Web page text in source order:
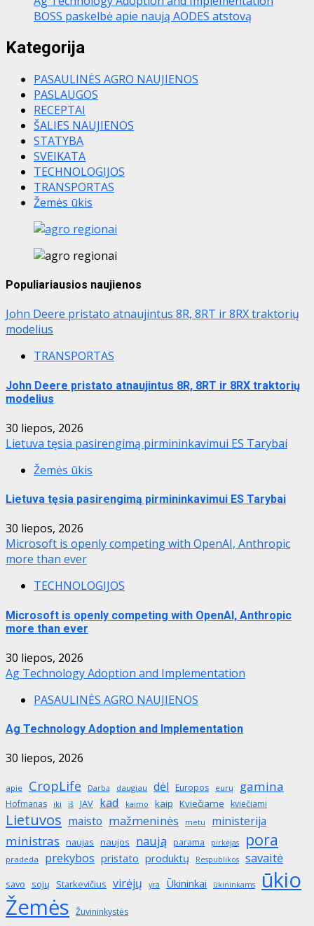
BOSS paskelbė apie naują AODES atstovą
Kategorija
PASAULINĖS AGRO NAUJIENOS
PASLAUGOS
RECEPTAI
ŠALIES NAUJIENOS
STATYBA
SVEIKATA
TECHNOLOGIJOS
TRANSPORTAS
Žemės ūkis
Populiariausios naujienos
John Deere pristato atnaujintus 8R, 8RT ir 8RX traktorių
modelius
TRANSPORTAS
John Deere pristato atnaujintus 8R, 8RT ir 8RX traktorių
modelius
30 liepos, 2026
Lietuva tęsia pasirengimą pirmininkavimui ES Tarybai
Žemės ūkis
Lietuva tęsia pasirengimą pirmininkavimui ES Tarybai
30 liepos, 2026
Microsoft is openly competing with OpenAI, Anthropic
more than ever
TECHNOLOGIJOS
Microsoft is openly competing with OpenAI, Anthropic
more than ever
30 liepos, 2026
Ag Technology Adoption and Implementation
PASAULINĖS AGRO NAUJIENOS
Ag Technology Adoption and Implementation
30 liepos, 2026
apie CropLife Darbą daugiau dėl Europos eurų gamina
Hofmanas iki iš JAV kad kaimo kaip Kviečiame kviečiami
Lietuvos maisto mažmeninės metu ministerija
ministras naujas naujos naują parama pirkėjas pora
pradeda prekybos pristato produktų Respublikos savaitė
savo sojų Starkevičius virėjų yra Ūkininkai ūkininkams ūkio
Žemės Žuvininkystės